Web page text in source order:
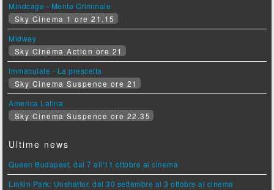
Mindcage - Mente Criminale
Sky Cinema 1 ore 21.15
Midway
Sky Cinema Action ore 21
Immaculate - La prescelta
Sky Cinema Suspence ore 21
America Latina
Sky Cinema Suspence ore 22.35
Ultime news
Queen Budapest, dal 7 all'11 ottobre al cinema
Linkin Park: Unshatter, dal 30 settembre al 3 ottobre al cinema